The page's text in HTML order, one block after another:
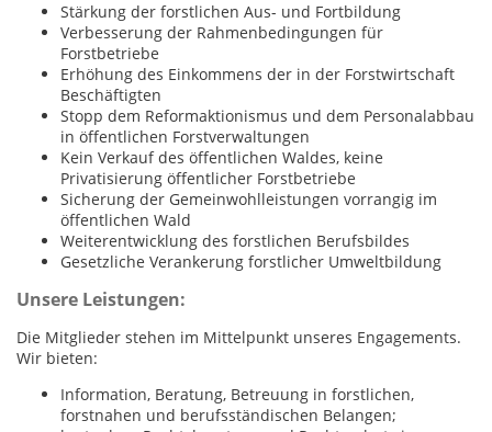
Stärkung der forstlichen Aus- und Fortbildung
Verbesserung der Rahmenbedingungen für
Forstbetriebe
Erhöhung des Einkommens der in der Forstwirtschaft
Beschäftigten
Stopp dem Reformaktionismus und dem Personalabbau
in öffentlichen Forstverwaltungen
Kein Verkauf des öffentlichen Waldes, keine
Privatisierung öffentlicher Forstbetriebe
Sicherung der Gemeinwohlleistungen vorrangig im
öffentlichen Wald
Weiterentwicklung des forstlichen Berufsbildes
Gesetzliche Verankerung forstlicher Umweltbildung
Unsere Leistungen:
Die Mitglieder stehen im Mittelpunkt unseres Engagements.
Wir bieten:
Information, Beratung, Betreuung in forstlichen,
forstnahen und berufsständischen Belangen;